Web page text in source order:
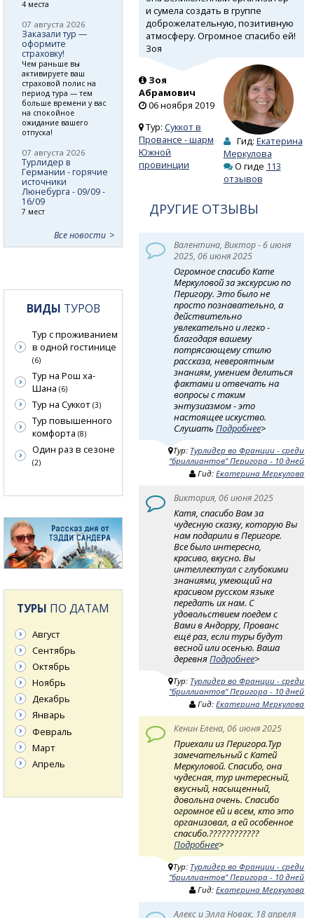
и сумела создать в группе
доброжелательную, позитивную
атмосферу. Огромное спасибо ей!
Зоя
Зоя
Абрамович
06 ноября 2019
Тур:Суккот в
Провансе - шарм
Южной
провинции
Гид: Екатерина
Меркулова
О гиде 113
отзывов
ДРУГИЕ ОТЗЫВЫ
Валентина, Виктор - 6 июня
2025, 06 июня 2025
Огромное спасибо Кате
Меркуловой за экскурсию по
Перигору. Это было не
просто познавательно, а
действительно
увлекательно и легко -
благодаря вашему
потрясающему стилю
рассказа, невероятным
знаниям, умением делиться
фактами и отвечать на
вопросы с таким
энтузиазмом - это
настоящее искуство.
СлушатьПодробнее>
Тур: Турлидер во Франции - среди
"бриллиантов" Перигора - 10 дней
Гид:Екатерина Меркулова
Виктория, 06 июня 2025
Катя, спасибо Вам за
чудесную сказку, которую Вы
нам подарили в Перигоре.
Все было интересно,
красиво, вкусно. Вы
интеллектуал с глубокими
знаниями, умеющий на
красивом русском языке
передать их нам. С
удовольствием поедем с
Вами в Андорру, Прованс
ещё раз, если туры будут
весной или осенью. Ваша
деревняПодробнее>
Тур: Турлидер во Франции - среди
"бриллиантов" Перигора - 10 дней
Гид:Екатерина Меркулова
Кенин Елена, 06 июня 2025
Приехали из Перигора.Тур
замечательный с Катей
Меркуловой. Спасибо, она
чудесная, тур интересный,
вкусный, насыщенный,
довольна очень. Спасибо
огромное ей и всем, кто это
организовал, а ей особенное
спасибо.????????????
Подробнее>
Тур: Турлидер во Франции - среди
"бриллиантов" Перигора - 10 дней
Гид:Екатерина Меркулова
Алекс и Элла Новак, 18 апреля
4 места
07 августа 2026
Заказали тур —
оформите
страховку!
Чем раньше вы
активируете ваш
страховой полис на
период тура — тем
больше времени у вас
на спокойное
ожидание вашего
отпуска!
07 августа 2026
Турлидер в
Германии - горячие
источники
Люнебурга - 09/09 -
16/09
7 мест
Все новости
ВИДЫ ТУРОВ
Тур с проживанием
в одной гостинице
(6)
Тур на Рош ха-
Шана (6)
Тур на Суккот (3)
Тур повышенного
комфорта (8)
Один раз в сезоне
(2)
ТУРЫ ПО ДАТАМ
Август
Сентябрь
Октябрь
Ноябрь
Декабрь
Январь
Февраль
Март
Апрель